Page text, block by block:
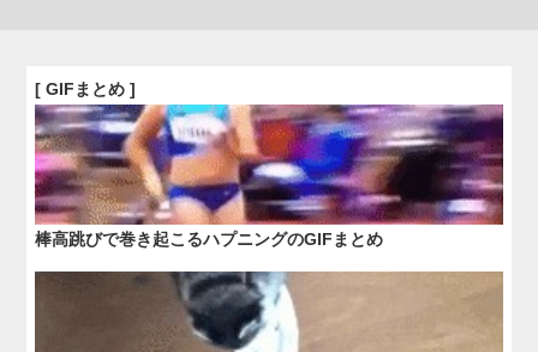
[ GIFまとめ ]
棒高跳びで巻き起こるハプニングのGIFまとめ